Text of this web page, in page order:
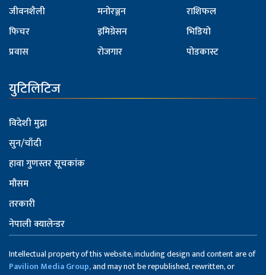
जीवनशैली
फिचर
प्रवास
मनोरञ्जन
इमिग्रेसन
रोजगार
राशिफल
भिडियो
पोडकास्ट
युटिलिटिज
विदेशी मुद्रा
सुन/चाँदी
हावा गुणस्तर सूचकांक
मौसम
तरकारी
नेपाली क्यालेन्डर
Intellectual property of this website, including design and content are of
Pavilion Media Group,and may not be republished, rewritten, or